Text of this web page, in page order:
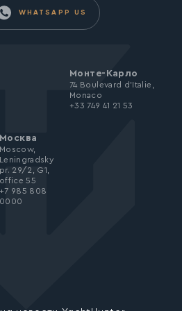
WHATSAPP US
Монте-Карло
74 Boulevard d’Italie,
Monaco
+33 749 41 21 53
Москва
Moscow,
Leningradsky
pr. 29/2, G1,
office 55
+7 985 808
0000